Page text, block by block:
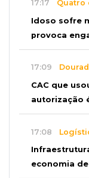
17:17 Quatro
Idoso sofre
provoca
17:09
CAC que
autorização
17:08
economia de